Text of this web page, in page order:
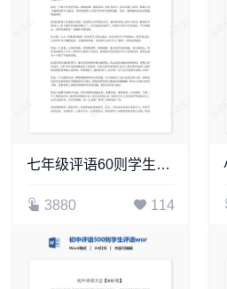
七年级评语60则学生评语word模板
3880 114